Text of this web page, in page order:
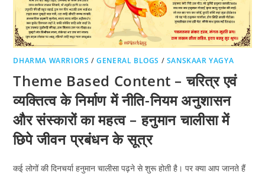
DHARMA WARRIORS /GENERAL BLOGS / SANSKAAR YAGYA
Theme Based Content – चरित्र एवं
व्यक्तित्व के निर्माण में नीति-नियम अनुशासन
और संस्कारों का महत्व – हनुमान चालीसा में
छिपे जीवन प्रबंधन के सूत्र
कई लोगों की दिनचर्या हनुमान चालीसा पढ़ने से शुरू होती है। पर क्या आप जानते हैं